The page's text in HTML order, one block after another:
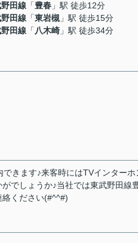
田線 「豊春 」駅 徒歩12分
田線 「東岩槻 」駅 徒歩15分
田線 「 八木崎 」駅 徒歩34分
きます♪来客時にはTVインターホ
でしょうか♪当社では東武野田線
絡ください(#^^#)